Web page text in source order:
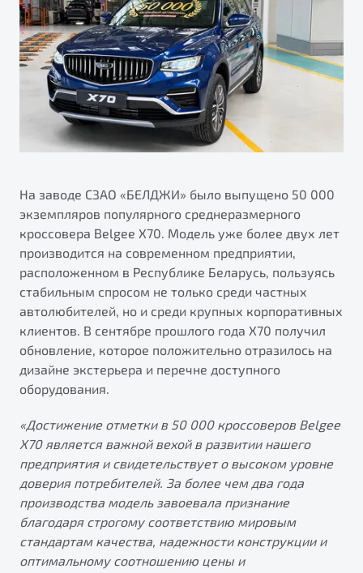
Яркий кроссовер
от 2 219 990 ₽*
Обзор В наличии
Элегантный и практичный седан
от 1 699 990 ₽*
X70
Автокредит
Трейд-ин
Страхование
Расчет КАСКО
Узнайте о специальных выгодах при покупке
автомобиля Belgee
Подробно
Автомобили в наличии
Тест-драйв
Автокредит
Спецпредложения
ПОДДЕРЖКА
Гарантия Belgee
Belgee Линк
Belgee Клуб
Belgee Плюс
Клиентская поддержка
Помощь на дорогах
Будьте еще более уверены на дорогах с программой
"Помощь на дорогах"
Преимущества программы
О дилерском центре
Правовая информация
На заводе СЗАО «БЕЛДЖИ» было выпущено 50 000
экземпляров популярного среднеразмерного
кроссовера Belgee X70. Модель уже более двух лет
производится на современном предприятии,
расположенном в Республике Беларусь, пользуясь
стабильным спросом не только среди частных
автолюбителей, но и среди крупных корпоративных
клиентов. В сентябре прошлого года X70 получил
обновление, которое положительно отразилось на
дизайне экстерьера и перечне доступного
оборудования.
«Достижение отметки в 50 000 кроссоверов Belgee
X70 является важной вехой в развитии нашего
предприятия и свидетельствует о высоком уровне
доверия потребителей. За более чем два года
производства модель завоевала признание
благодаря строгому соответствию мировым
стандартам качества, надежности конструкции и
оптимальному соотношению цены и